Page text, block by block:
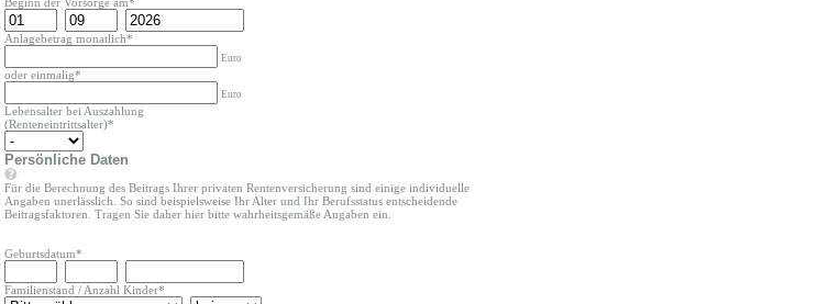
Anlagebetrag monatlich*
Euro
oder einmalig*
Euro
Lebensalter bei Auszahlung
(Renteneintrittsalter)*
Persönliche Daten
Für die Berechnung des Beitrags Ihrer privaten Rentenversicherung sind einige individuelle
Angaben unerlässlich. So sind beispielsweise Ihr Alter und Ihr Berufsstatus entscheidende
Beitragsfaktoren. Tragen Sie daher hier bitte wahrheitsgemäße Angaben ein.
Geburtsdatum*
Familienstand / Anzahl Kinder*